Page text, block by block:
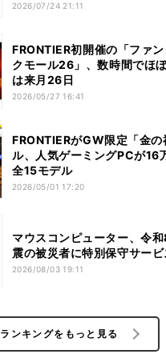
2026/07/24 21:11
FRONTIER初開催の「ファ
クモール26」、数時間でほ
は来月26日
2026/05/27 16:41
FRONTIERがGW限定「金の
ル、人気ゲーミングPCが16
全15モデル
2026/05/01 17:20
マウスコンピューター、令
震の被災者に特別保守サー
2026/08/03 19:11
ランキングをもっと見る